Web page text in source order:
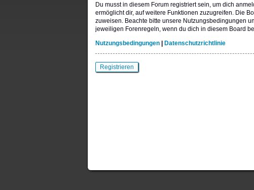
Du musst in diesem Forum registriert sein, um dich
ermöglicht dir, auf weitere Funktionen zuzugreifen. Die
zuweisen. Beachte bitte unsere Nutzungsbedingungen
jeweiligen Forenregeln, wenn du dich in diesem Board
Nutzungsbedingungen | Datenschutzrichtlinie
Registrieren